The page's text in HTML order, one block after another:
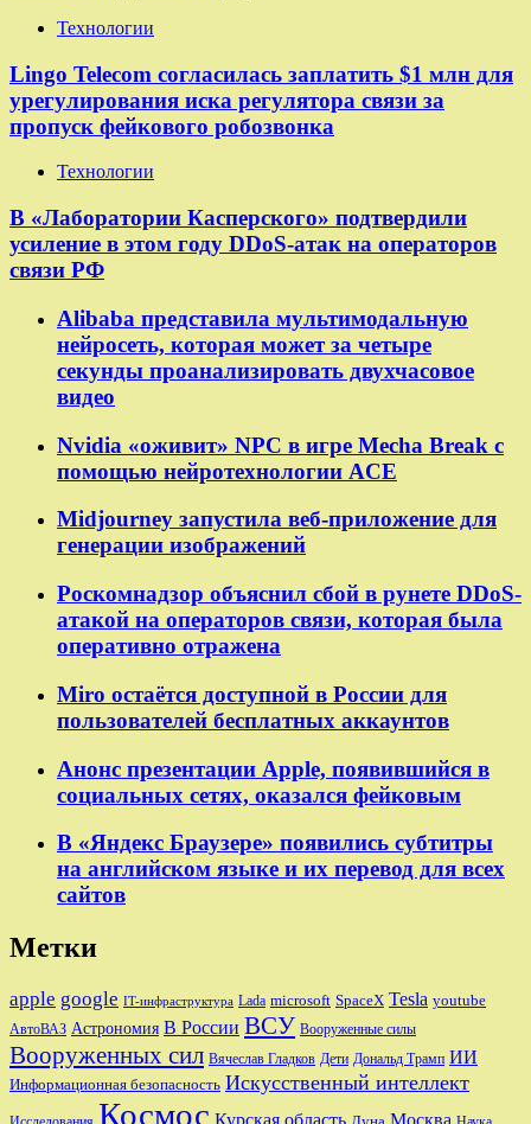
Технологии
Lingo Telecom согласилась заплатить $1 млн для
урегулирования иска регулятора связи за
пропуск фейкового робозвонка
Технологии
В «Лаборатории Касперского» подтвердили
усиление в этом году DDoS-атак на операторов
связи РФ
Alibaba представила мультимодальную
нейросеть, которая может за четыре
секунды проанализировать двухчасовое
видео
Nvidia «оживит» NPC в игре Mecha Break с
помощью нейротехнологии ACE
Midjourney запустила веб-приложение для
генерации изображений
Роскомнадзор объяснил сбой в рунете DDoS-
атакой на операторов связи, которая была
оперативно отражена
Miro остаётся доступной в России для
пользователей бесплатных аккаунтов
Анонс презентации Apple, появившийся в
социальных сетях, оказался фейковым
В «Яндекс Браузере» появились субтитры
на английском языке и их перевод для всех
сайтов
Метки
apple google IT-инфраструктура Lada microsoft SpaceX Tesla youtube
АвтоВАЗ Астрономия В России ВСУ Вооруженные силы
Вооруженных сил Вячеслав Гладков Дети Дональд Трамп ИИ
Информационная безопасность Искусственный интеллект
Космос Курская область Москва